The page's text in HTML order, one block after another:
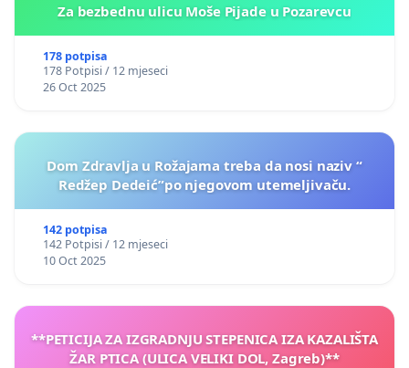
Za bezbednu ulicu Moše Pijade u Pozarevcu
178 potpisa
178 Potpisi / 12 mjeseci
26 Oct 2025
Dom Zdravlja u Rožajama treba da nosi naziv “
Redžep Dedeić”po njegovom utemeljivaču.
142 potpisa
142 Potpisi / 12 mjeseci
10 Oct 2025
**PETICIJA ZA IZGRADNJU STEPENICA IZA KAZALIŠTA
ŽAR PTICA (ULICA VELIKI DOL, Zagreb)**